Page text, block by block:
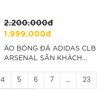
2.200.000đ
1.999.000đ
ÁO BÓNG ĐÁ ADIDAS CLB
ARSENAL SÂN KHÁCH
XANH “JZ3160”
4 5 6 7 ... 23